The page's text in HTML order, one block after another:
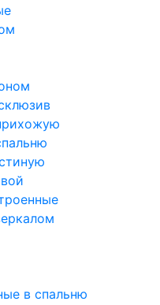
в спальню